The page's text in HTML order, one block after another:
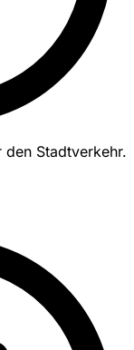
Stadtverkehr.